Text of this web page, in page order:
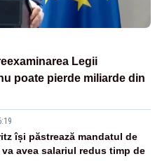
Legii
poate pierde miliarde din
își păstrează mandatul de
va avea salariul redus timp de